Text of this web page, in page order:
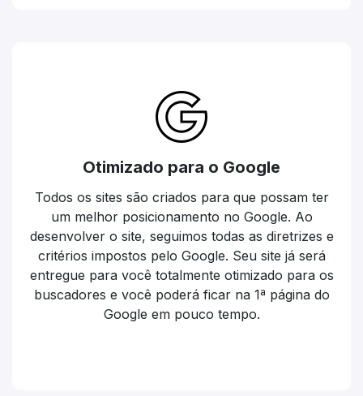
Otimizado para o Google
Todos os sites são criados para que possam ter
um melhor posicionamento no Google. Ao
desenvolver o site, seguimos todas as diretrizes e
critérios impostos pelo Google. Seu site já será
entregue para você totalmente otimizado para os
buscadores e você poderá ficar na 1ª página do
Google em pouco tempo.